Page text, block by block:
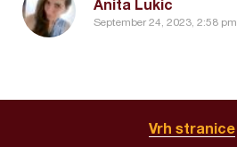
Anita Lukic
September 24, 2023, 2:58 pm
Vrh stranice